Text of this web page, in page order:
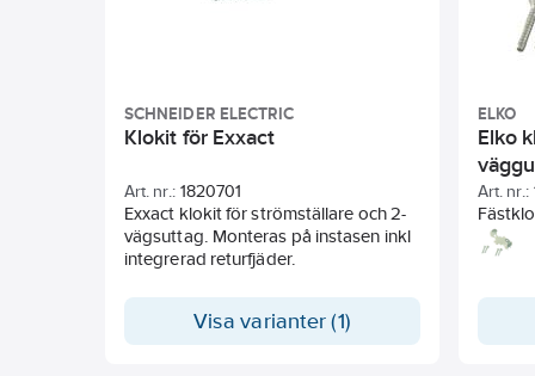
SCHNEIDER ELECTRIC
Klokit för Exxact
Art. nr.: 1820701
Exxact klokit för strömställare och 2-
vägsuttag. Monteras på instasen inkl
integrerad returfjäder.
Visa varianter (1)
ELKO
Elko
Art. nr.:
som